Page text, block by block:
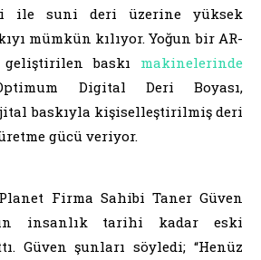
ile suni deri üzerine yüksek
mümkün kılıyor. Yoğun bir AR-
geliştirilen baskı makinelerinde
Digital Deri Boyası,
baskıyla kişiselleştirilmiş deri
gücü veriyor.
Firma Sahibi Taner Güven
insanlık tarihi kadar eski
Güven şunları söyledi; “Henüz